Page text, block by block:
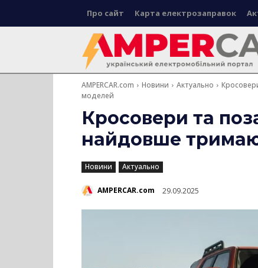
Про сайт Карта електрозаправок
AMPERCAR.com Новини Актуально
моделей
Кросовери та
найдовше
Новини Актуально
AMPERCAR.com 29.09.2025